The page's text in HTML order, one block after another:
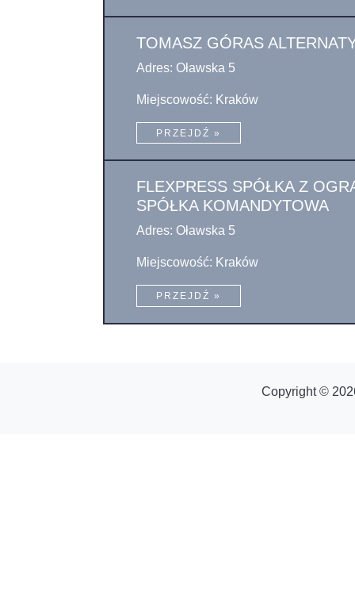
TOMASZ GÓRAS
Adres: Oławska 5
Miejscowość: Kraków
PRZEJDŹ »
FLEXPRESS SPÓŁKA Z
SPÓŁKA KOMANDYTOWA
Adres: Oławska 5
Miejscowość: Kraków
PRZEJDŹ »
Copyright ©